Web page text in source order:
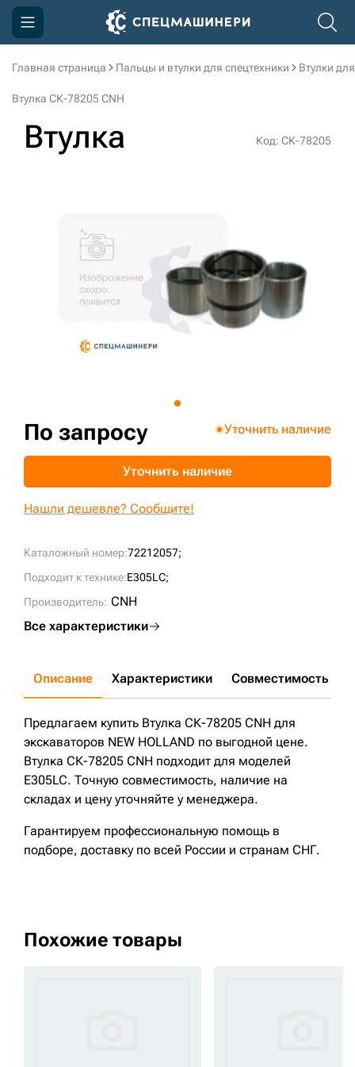
Главная страница Пальцы и втулки для спецтехники Втулки
Втулка СК-78205 CNH
Втулка Код: СК-78205
Каталожный номер:72212057;
Подходит к технике:E305LC;
Производитель: CNH
Все характеристики
По запросу Уточнить наличие
Уточнить наличие
Нашли дешевле? Сообщите!
Описание Характеристики Совместимость
Предлагаем купить Втулка СК-78205 CNH для
экскаваторов NEW HOLLAND по выгодной цене.
Втулка СК-78205 CNH подходит для моделей
E305LC. Точную совместимость, наличие на
складах и цену уточняйте у менеджера.
Гарантируем профессиональную помощь в
подборе, доставку по всей России и странам СНГ.
Похожие товары
Компания
Доставка и оплата
3D тур по производству
3D тур по складам
sksale@skdst.ru